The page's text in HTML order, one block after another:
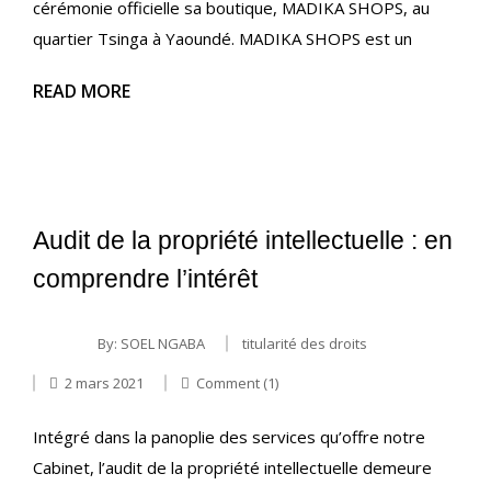
cérémonie officielle sa boutique, MADIKA SHOPS, au
quartier Tsinga à Yaoundé. MADIKA SHOPS est un
READ MORE
Audit de la propriété intellectuelle : en
comprendre l’intérêt
By: SOEL NGABA
titularité des droits
2 mars 2021
Comment (1)
Intégré dans la panoplie des services qu’offre notre
Cabinet, l’audit de la propriété intellectuelle demeure